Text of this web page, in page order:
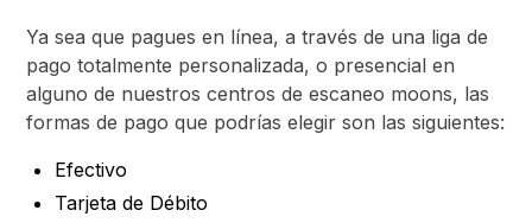
Ya sea que pagues en línea, a través de una liga de
pago totalmente personalizada, o presencial en
alguno de nuestros centros de escaneo moons, las
formas de pago que podrías elegir son las siguientes:
Efectivo
Tarjeta de Débito